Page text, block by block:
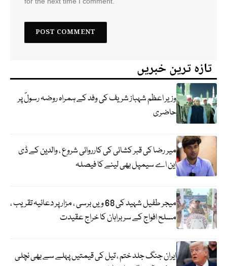
تازہ ترین خبریں
وزیر اعظم شہباز شریف کی وفد کے ہمراہ روضہ رسولؐ پر
حاضری
میر رضا کی قبر کشائی کی کارروائی شروع ، والدین کے ڈی
این اے سیمپل بھی لینے کا فیصلہ
میجر طفیل شہید کی 68 ویں برسی ، مزار پر دعائیہ تقریب ،
مسلح افواج کے سربراہان کا خراج عقیدت
ایران جنگ جلد ختم ، تیل کی قیمتیں پہلے سے بھی نچلی